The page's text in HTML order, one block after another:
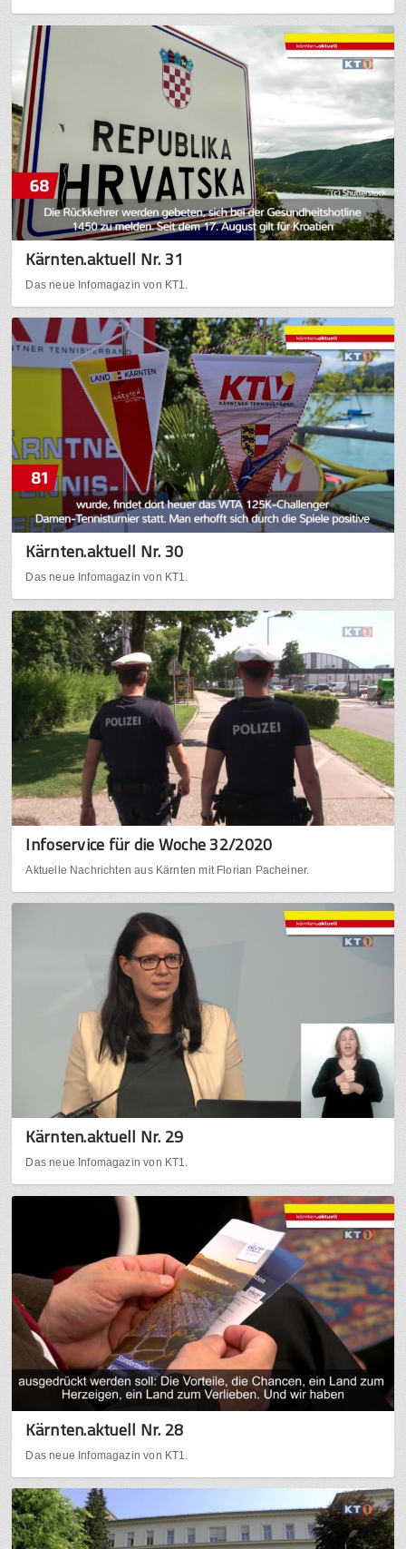
Kärnten.aktuell Nr. 31
Das neue Infomagazin von KT1.
Kärnten.aktuell Nr. 30
Das neue Infomagazin von KT1.
Infoservice für die Woche 32/2020
Aktuelle Nachrichten aus Kärnten mit Florian Pacheiner.
Kärnten.aktuell Nr. 29
Das neue Infomagazin von KT1.
Kärnten.aktuell Nr. 28
Das neue Infomagazin von KT1.